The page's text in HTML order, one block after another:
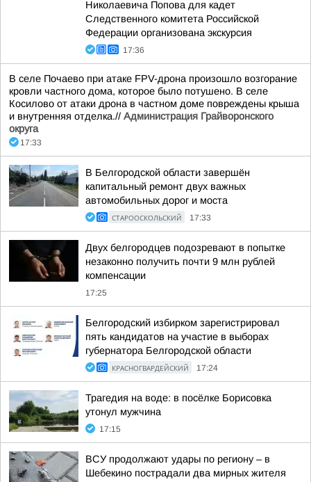
Николаевича Попова для кадет
Следственного комитета Российской
Федерации организована экскурсия
17:36
В селе Почаево при атаке FPV-дрона произошло возгорание
кровли частного дома, которое было потушено. В селе
Косилово от атаки дрона в частном доме повреждены крыша
и внутренняя отделка.// Администрация Грайворонского
округа
17:33
В Белгородской области завершён
капитальный ремонт двух важных
автомобильных дорог и моста
СТАРООСКОЛЬСКИЙ 17:33
Двух белгородцев подозревают в попытке
незаконно получить почти 9 млн рублей
компенсации
17:25
Белгородский избирком зарегистрировал
пять кандидатов на участие в выборах
губернатора Белгородской области
КРАСНОГВАРДЕЙСКИЙ 17:24
Трагедия на воде: в посёлке Борисовка
утонул мужчина
17:15
ВСУ продолжают удары по региону – в
Шебекино пострадали два мирных жителя